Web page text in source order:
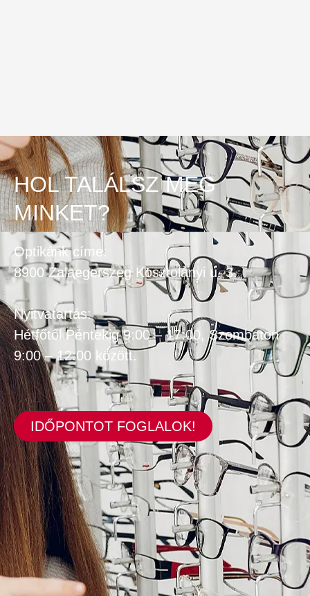
HOL TALÁLSZ MEG
MINKET?
Optikánk címe:
8900 Zalaegerszeg Kosztolányi u. 3.
Nyitvatartás:
Hétfőtől Péntekig 9:00 – 17:00, Szombaton
9:00 – 12:00 között.
IDŐPONTOT FOGLALOK!